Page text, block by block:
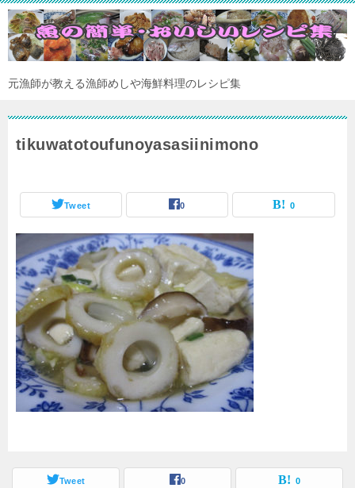
元漁師が教える漁師めしや海鮮料理のレシピ集
tikuwatotoufunoyasasiinimono
Tweet 0 0
Tweet 0 0